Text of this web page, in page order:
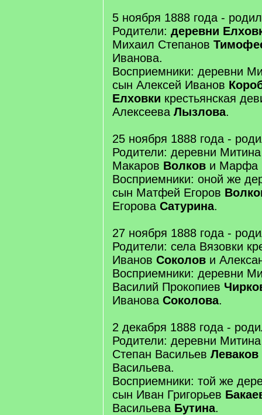
5 ноября 1888 года -
Родители: деревни
Михаил Степанов
Иванова.
Восприемники: деревни
сын Алексей Иванов
Елховки крестьянская
Алексеева Лызлова.
25 ноября 1888 года -
Родители: деревни
Макаров Волков и Марфа
Восприемники: оной же
сын Матфей Егоров
Егорова Сатурина.
27 ноября 1888 года -
Родители: села Вязовки
Иванов Соколов и
Восприемники: деревни
Василий Прокопиев
Иванова Соколова.
2 декабря 1888 года -
Родители: деревни Митина
Степан Васильев Леваков
Васильева.
Восприемники: той же
сын Иван Григорьев
Васильева Бутина.